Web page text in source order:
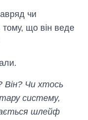
чи
що він веде
Він? Чи хтось
систему,
шлейф